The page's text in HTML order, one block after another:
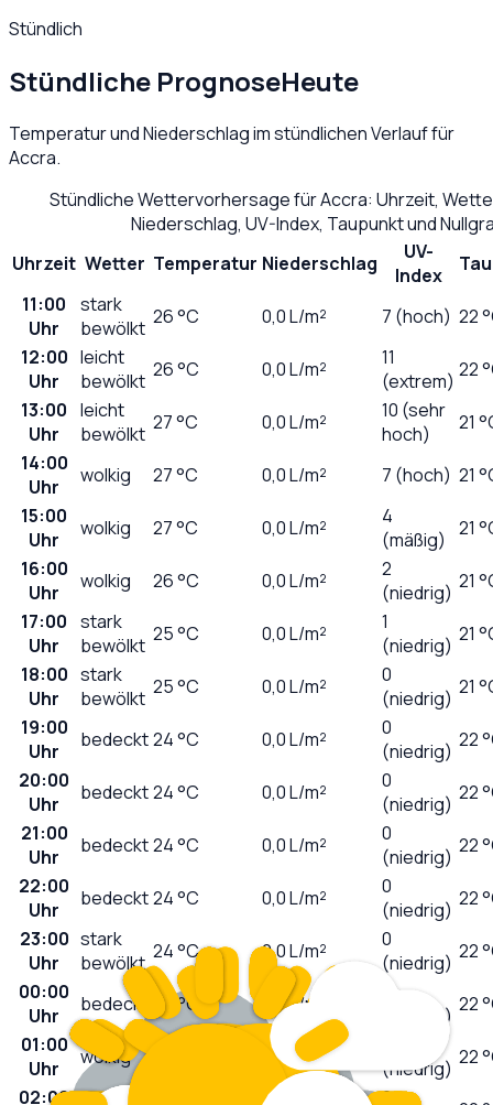
Stündlich
Stündliche PrognoseHeute
Temperatur und Niederschlag im stündlichen Verlauf für
Accra.
Stündliche Wettervorhersage fürAccra: Uhrzeit,
Niederschlag, UV-Index, Taupunkt und
Uhrzeit Wetter Temperatur Niederschlag
UV-
Index
11:00
Uhr
stark
bewölkt 26°C 0,0L/m² 7 (hoch) 22
12:00
Uhr
leicht
bewölkt 26°C 0,0L/m²
11
(extrem) 22
13:00
Uhr
leicht
bewölkt 27°C 0,0L/m²
10 (sehr
hoch)
21
14:00
Uhr
wolkig 27°C 0,0L/m² 7 (hoch) 21
15:00
Uhr
wolkig 27°C 0,0L/m²
4
(mäßig)
21
16:00
Uhr
wolkig 26°C 0,0L/m²
2
(niedrig) 21
17:00
Uhr
stark
bewölkt 25°C 0,0L/m²
1
(niedrig) 21
18:00
Uhr
stark
bewölkt 25°C 0,0L/m²
0
(niedrig) 21
19:00
Uhr
bedeckt24°C 0,0L/m²
0
(niedrig) 22
20:00
Uhr
bedeckt24°C 0,0L/m²
0
(niedrig) 22
21:00
Uhr
bedeckt24°C 0,0L/m²
0
(niedrig) 22
22:00
Uhr
bedeckt24°C 0,0L/m²
0
(niedrig) 22
23:00
Uhr
stark
bewölkt 24°C 0,0L/m²
0
(niedrig) 22
00:00
Uhr
bedeckt 24 °C 0,0L/m²
(niedrig) 22
01:00
Uhr
wolkig 0,0 L/m²
(niedrig) 22
02:00
0